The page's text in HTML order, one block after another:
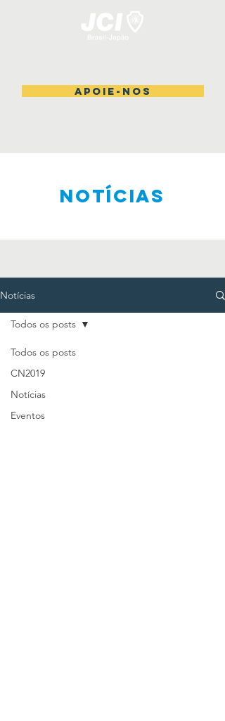
Apoie-nos
NOTÍCIAS
Notícias
Todos os posts
CN2019
Notícias
Eventos
Todos os posts